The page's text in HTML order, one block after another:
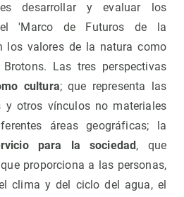
desarrollar y evaluar los
'Marco de Futuros de la
los valores de la natura como
Las tres perspectivas
cultura; que representa las
y otros vínculos no materiales
áreas geográficas; la
para la sociedad , que
proporciona a las personas,
clima y del ciclo del agua, el